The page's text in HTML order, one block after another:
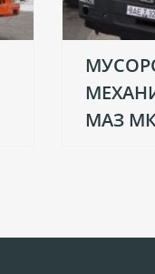
МАЗ